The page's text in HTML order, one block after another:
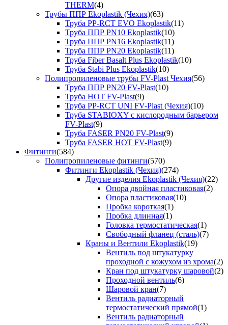
THERM(4)
Трубы ППР Ekoplastik (Чехия)(63)
Труба PP-RCT EVO Ekoplastik(11)
Труба ППР PN10 Ekoplastik(10)
Труба ППР PN16 Ekoplastik(11)
Труба ППР PN20 Ekoplastik(11)
Труба Fiber Basalt Plus Ekoplastik(10)
Труба Stabi Plus Ekoplastik(10)
Полипропиленовые трубы FV-Plast Чехия(56)
Труба ППР PN20 FV-Plast(10)
Труба HOT FV-Plast(9)
Труба PP-RCT UNI FV-Plast (Чехия)(10)
Труба STABIOXY с кислородным барьером
FV-Plast(9)
Труба FASER PN20 FV-Plast(9)
Труба FASER HOT FV-Plast(9)
Фитинги(584)
Полипропиленовые фитинги(570)
Фитинги Ekoplastik (Чехия)(274)
Другие изделия Ekoplastik (Чехия)(22)
Опора двойная пластиковая(2)
Опора пластиковая(10)
Пробка короткая(1)
Пробка длинная(1)
Головка термостатическая(1)
Свободный фланец (сталь)(7)
Краны и Вентили Ekoplastik(19)
Вентиль под штукатурку
проходной с кожухом из хрома(2)
Кран под штукатурку шаровой(2)
Проходной вентиль(6)
Шаровой кран(7)
Вентиль радиаторный
термостатический прямой(1)
Вентиль радиаторный